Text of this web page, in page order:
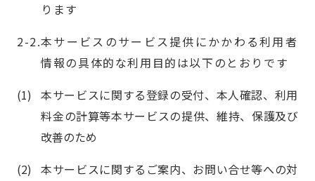
ります
本サービスのサービス提供にかかわる利用者
情報の具体的な利用目的は以下のとおりです
本サービスに関する登録の受付、本人確認、利用
料金の計算等本サービスの提供、維持、保護及び
改善のため
本サービスに関するご案内、お問い合せ等への対